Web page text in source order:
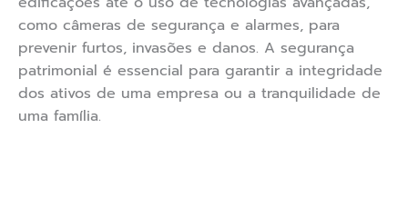
como câmeras de segurança e alarmes, para
prevenir furtos, invasões e danos. A segurança
patrimonial é essencial para garantir a integridade
dos ativos de uma empresa ou a tranquilidade de
uma família.